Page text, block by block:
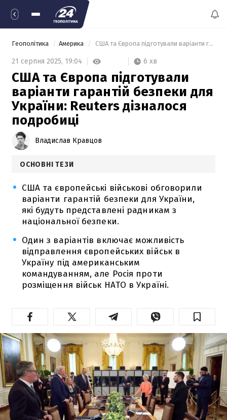
Геополітика Америка США та Європа підготували варіанти гарантій безпеки для України: Reuters дізналося подробиці
21 серпня 2025, 19:04 6 хв
США та Європа підготували
варіанти гарантій безпеки для
України: Reuters дізналося
подробиці
Владислав Кравцов
ОСНОВНІ ТЕЗИ
США та європейські військові обговорили
варіанти гарантій безпеки для України,
які будуть представлені радникам з
національної безпеки.
Один з варіантів включає можливість
відправлення європейських військ в
Україну під американським
командуванням, але Росія проти
розміщення військ НАТО в Україні.